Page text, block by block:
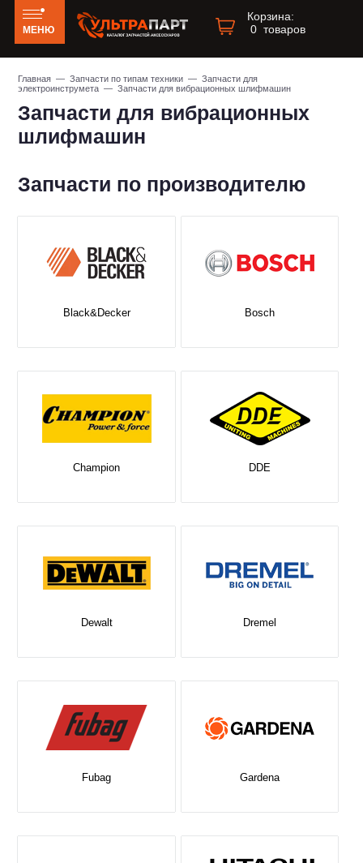
МЕНЮ
Корзина:
0 товаров
Главная —Запчасти по типам техники —Запчасти для
электроинструмета — Запчасти для вибрационных шлифмашин
Запчасти для вибрационных
шлифмашин
Запчасти по производителю
Black&Decker Bosch
Champion DDE
Dewalt Dremel
Fubag Gardena